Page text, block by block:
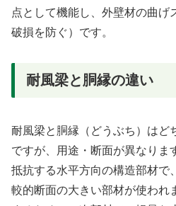
点として機能し、外壁材の曲げ
破損を防ぐ）です。
耐風梁と胴縁の違い
耐風梁と胴縁（どうぶち）はど
ですが、用途・断面が異なりま
抵抗する水平方向の構造部材で
較的断面の大きい部材が使われ